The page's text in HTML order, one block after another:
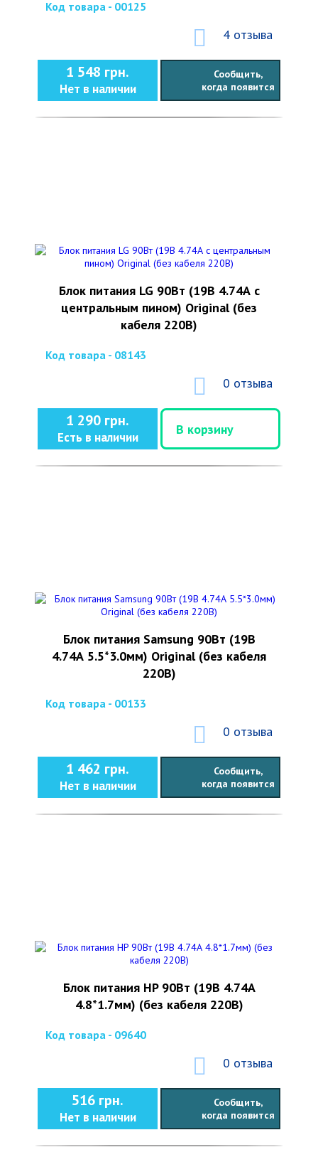
Код товара - 00125
4 отзыва
1 548 грн.
Нет в наличии
Сообщить,
когда появится
Блок питания LG 90Вт (19В 4.74А с
центральным пином) Original (без
кабеля 220В)
Код товара - 08143
0 отзыва
1 290 грн.
Есть в наличии
В корзину
Блок питания Samsung 90Вт (19В
4.74А 5.5*3.0мм) Original (без кабеля
220В)
Код товара - 00133
0 отзыва
1 462 грн.
Нет в наличии
Сообщить,
когда появится
Блок питания HP 90Вт (19В 4.74А
4.8*1.7мм) (без кабеля 220В)
Код товара - 09640
0 отзыва
516 грн.
Нет в наличии
Сообщить,
когда появится